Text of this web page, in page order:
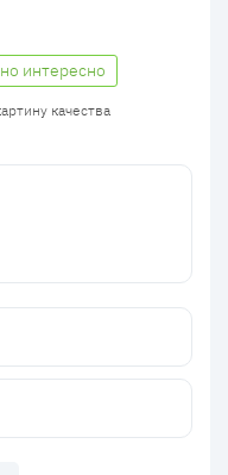
интересно
качества